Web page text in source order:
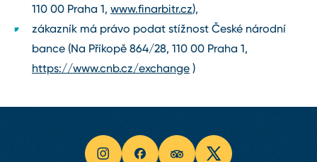
110 00 Praha 1, www.finarbitr.cz),
zákazník má právo podat stížnost České národní
bance (Na Příkopě 864/28, 110 00 Praha 1,
https://www.cnb.cz/exchange )